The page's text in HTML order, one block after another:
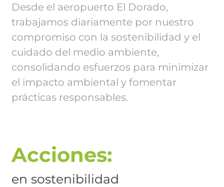
Desde el aeropuerto El Dorado,
trabajamos diariamente por nuestro
compromiso con la sostenibilidad y el
cuidado del medio ambiente,
consolidando esfuerzos para minimizar
el impacto ambiental y fomentar
prácticas responsables.
Acciones:
en sostenibilidad